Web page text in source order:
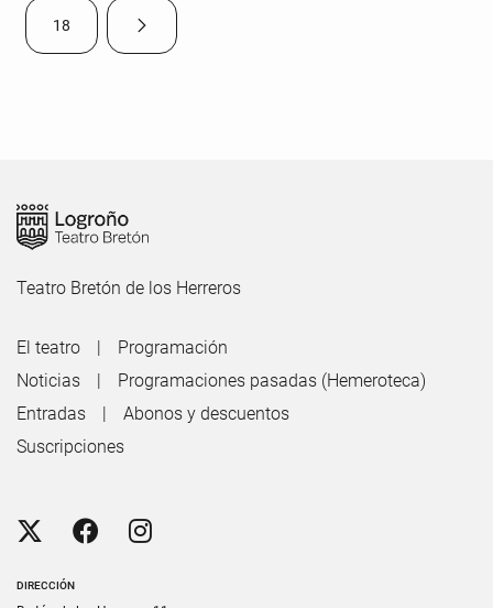
Página
18 Página siguiente
Teatro Bretón de los Herreros
DIRECCIÓN
El teatro
Programación
Noticias
Programaciones pasadas (Hemeroteca)
Entradas
Abonos y descuentos
Suscripciones